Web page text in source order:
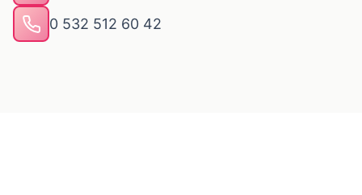
0 532 512 60 42